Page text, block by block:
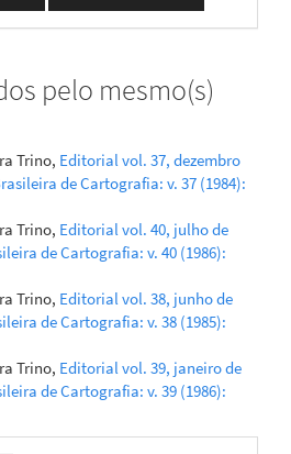
pelo mesmo(s)
Trino, Editorial vol. 37, dezembro
de Cartografia: v. 37 (1984):
Trino, Editorial vol. 40, julho de
de Cartografia: v. 40 (1986):
Trino, Editorial vol. 38, junho de
de Cartografia: v. 38 (1985):
Trino, Editorial vol. 39, janeiro de
de Cartografia: v. 39 (1986):